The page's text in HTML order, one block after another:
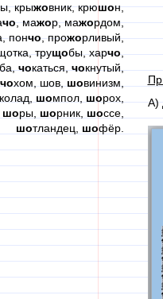
крыжовник, крюшон,
чо, мажор, мажордом,
пончо, прожорливый,
трущобы, харчо,
чокаться,чокнутый,
чохом, шов, шовинизм,
колад, шомпол, шорох,
шоры, шорник, шоссе,
шотландец, шофёр.
А)